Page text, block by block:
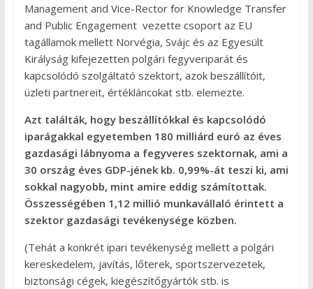
Management and Vice-Rector for Knowledge Transfer
and Public Engagement vezette csoport az EU
tagállamok mellett Norvégia, Svájc és az Egyesült
Királyság kifejezetten polgári fegyveriparát és
kapcsolódó szolgáltató szektort, azok beszállítóit,
üzleti partnereit, értékláncokat stb. elemezte.
Azt találták, hogy beszállítókkal és kapcsolódó
iparágakkal egyetemben 180 milliárd euró az éves
gazdasági lábnyoma a fegyveres szektornak, ami a
30 ország éves GDP-jének kb. 0,99%-át teszi ki, ami
sokkal nagyobb, mint amire eddig számítottak.
Összességében 1,12 millió munkavállaló érintett a
szektor gazdasági tevékenysége közben.
(Tehát a konkrét ipari tevékenység mellett a polgári
kereskedelem, javítás, lőterek, sportszervezetek,
biztonsági cégek, kiegészítőgyártók stb. is